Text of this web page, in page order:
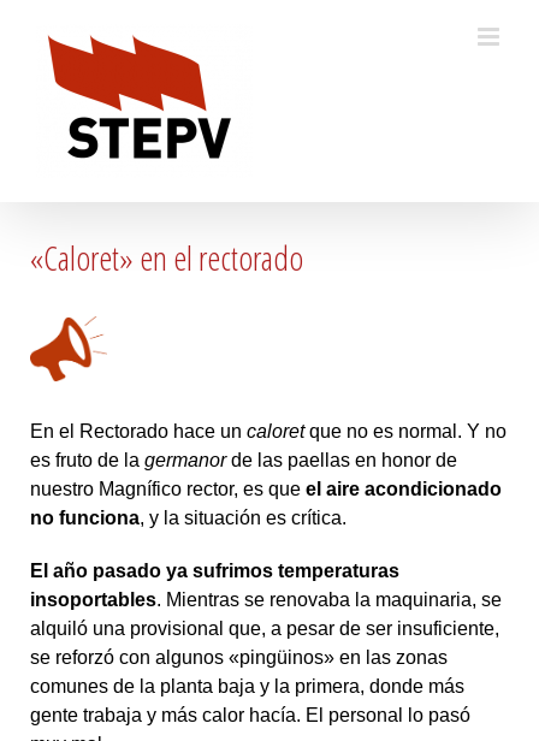
content
«Caloret» en el rectorado
En el Rectorado hace un caloretque no es normal. Y no
es fruto de la germanorde las paellas en honor de
nuestro Magnífico rector, es que el aire acondicionado
no funciona, y la situación es crítica.
El año pasado ya sufrimos temperaturas
insoportables. Mientras se renovaba la maquinaria, se
alquiló una provisional que, a pesar de ser insuficiente,
se reforzó con algunos «pingüinos» en las zonas
comunes de la planta baja y la primera, donde más
gente trabaja y más calor hacía. El personal lo pasó